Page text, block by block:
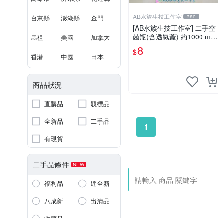
台東縣 澎湖縣 金門
馬祖 美國 加拿大
香港 中國 日本
商品狀況
直購品
競標品
全新品
二手品
有現貨
二手品條件 NEW
福利品
近全新
八成新
出清品
AB水族生技工作室 380
[AB水族生技工作室] 二手空
菌瓶(含透氣蓋) 約1000 ml
養菇瓶 可當甲蟲飼育容器
$8
1